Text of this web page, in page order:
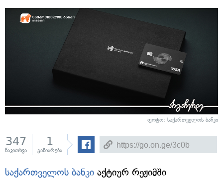
ფოტო: საქართველოს ბანკი
347
წაკითხვა
1
გაზიარება
საქართველოს ბანკი აქტიურ რეჟიმში